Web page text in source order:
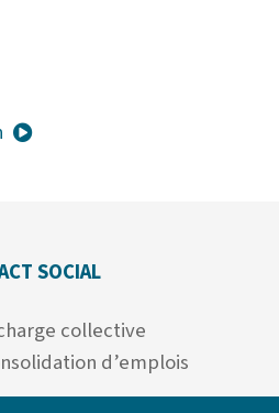
SOCIAL
collective
d’emplois